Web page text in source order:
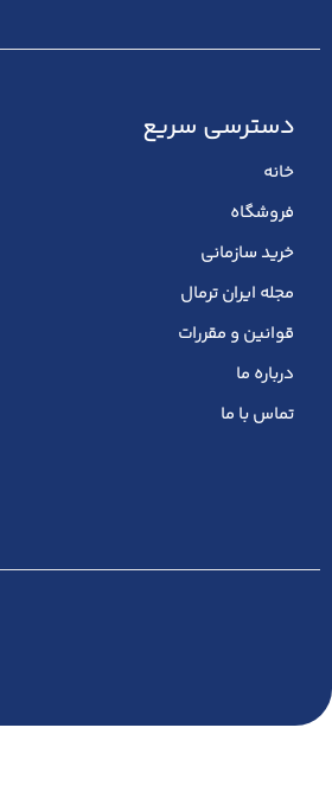
دسترسی سریع
خانه
فروشگاه
خرید سازمانی
مجله ایران ترمال
قوانین و مقررات
درباره ما
تماس با ما